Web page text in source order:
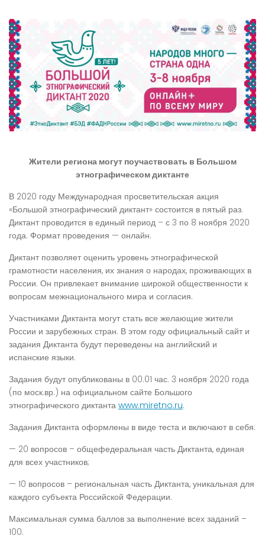
Жители региона могут поучаствовать в Большом
этнографическом диктанте
В 2020 году Международная просветительская акция
«Большой этнографический диктант» состоится в пятый раз.
Диктант проводится в единый период – с 3 по 8 ноября 2020
года. Формат проведения — онлайн.
Диктант позволяет оценить уровень этнографической
грамотности населения, их знания о народах, проживающих в
России. Он привлекает внимание широкой общественности к
вопросам межнационального мира и согласия.
Участниками Диктанта могут стать все желающие жители
России и зарубежных стран. В этом году официальный сайт и
задания Диктанта будут переведены на английский и
испанские языки.
Задания будут опубликованы в 00.01 час. 3 ноября 2020 года
(по моск.вр.) на официальном сайте Большого
этнографического диктанта www.miretno.ru.
Задания Диктанта оформлены в виде теста и включают в себя:
— 20 вопросов – общефедеральная часть Диктанта, единая
для всех участников;
— 10 вопросов – региональная часть Диктанта, уникальная для
каждого субъекта Российской Федерации.
Максимальная сумма баллов за выполнение всех заданий –
100.